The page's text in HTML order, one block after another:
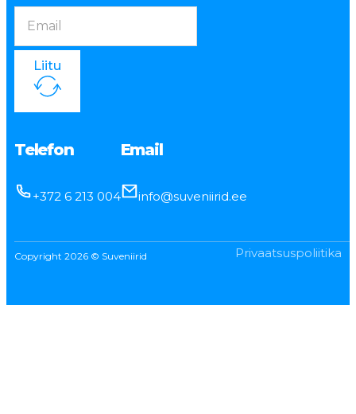
Liitu
Telefon
+372 6 213 004
Email
info@suveniirid.ee
Copyright 2026 © Suveniirid Privaatsuspoliitika